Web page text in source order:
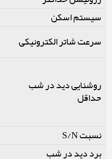
سیستم اسکن
سرعت شاتر الکترونیکی
روشنایی دید در شب
حداقل
نسبت S/N
برد دید در شب